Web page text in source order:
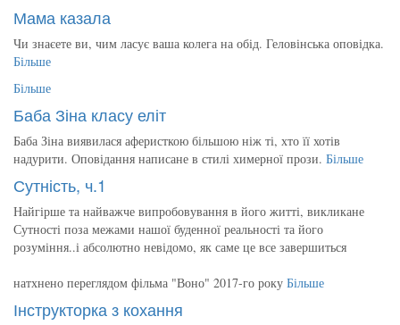
Мама казала
Чи знаєете ви, чим ласує ваша колега на обід. Геловінська оповідка.
Більше
Більше
Баба Зіна класу еліт
Баба Зіна виявилася аферисткою більшою ніж ті, хто її хотів
надурити. Оповідання написане в стилі химерної прози. Більше
Сутність, ч.1
Найгірше та найважче випробовування в його житті, викликане
Сутності поза межами нашої буденної реальності та його
розуміння..і абсолютно невідомо, як саме це все завершиться
натхнено переглядом фільма "Воно" 2017-го року Більше
Інструкторка з кохання